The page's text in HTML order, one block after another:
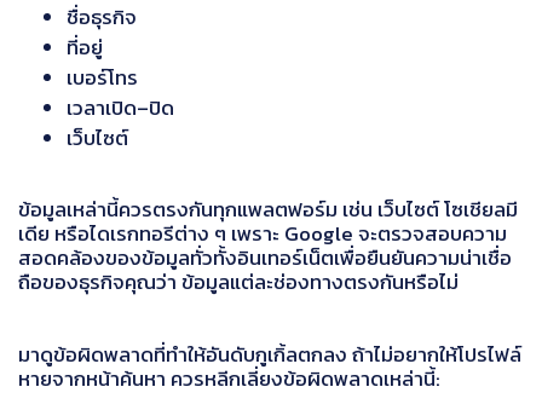
ชื่อธุรกิจ
ที่อยู่
เบอร์โทร
เวลาเปิด–ปิด
เว็บไซต์
ข้อมูลเหล่านี้ควรตรงกันทุกแพลตฟอร์ม เช่น เว็บไซต์ โซเชียลมี
เดีย หรือไดเรกทอรีต่าง ๆ เพราะ Google จะตรวจสอบความ
สอดคล้องของข้อมูลทั่วทั้งอินเทอร์เน็ตเพื่อยืนยันความน่าเชื่อ
ถือของธุรกิจคุณว่า ข้อมูลแต่ละช่องทางตรงกันหรือไม่
มาดูข้อผิดพลาดที่ทำให้อันดับกูเกิ้ลตกลง ถ้าไม่อยากให้โปรไฟล์
หายจากหน้าค้นหา ควรหลีกเลี่ยงข้อผิดพลาดเหล่านี้: